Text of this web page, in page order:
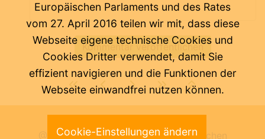
@ Pädagogische Abteilung der Deutschen
Europäischen Parlaments und des Rates
vom 27. April 2016 teilen wir mit, dass diese
Webseite eigene technische Cookies und
Cookies Dritter verwendet, damit Sie
effizient navigieren und die Funktionen der
Webseite einwandfrei nutzen können.
Cookie-Einstellungen ändern